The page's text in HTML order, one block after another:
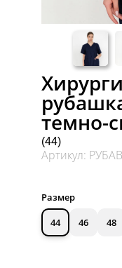
темно-
(44)
Артикул:
Размер
44
46 48